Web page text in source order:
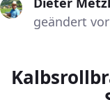
geändert